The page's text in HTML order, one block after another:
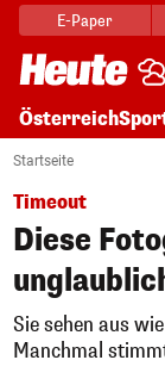
E-Paper
Österreich
Startseite
Timeout
Diese
Sie sehen aus
Manchmal